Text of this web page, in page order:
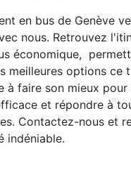
en bus de Genève
nous. Retrouvez
économique,
meilleures options ce
à faire son mieux pour
et répondre à
Contactez-nous et
indéniable.